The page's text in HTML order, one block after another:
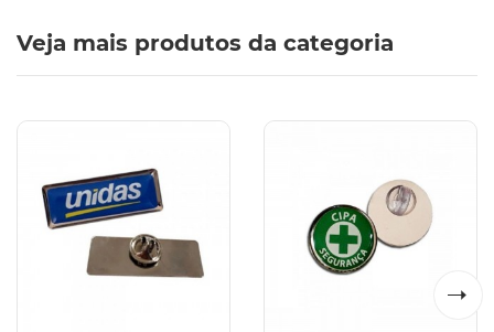
Veja mais produtos da categoria